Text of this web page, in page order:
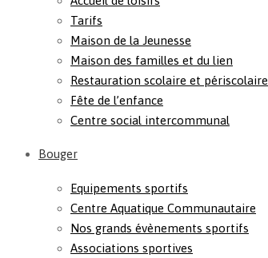
Tarifs
Maison de la Jeunesse
Maison des familles et du lien
Restauration scolaire et périscolaire
Fête de l’enfance
Centre social intercommunal
Bouger
Equipements sportifs
Centre Aquatique Communautaire
Nos grands évènements sportifs
Associations sportives